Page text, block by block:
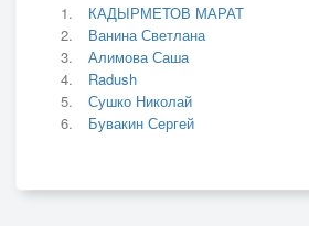
КАДЫРМЕТОВ МАРАТ
Ванина Светлана
Алимова Саша
Radush
Сушко Николай
Бувакин Сергей